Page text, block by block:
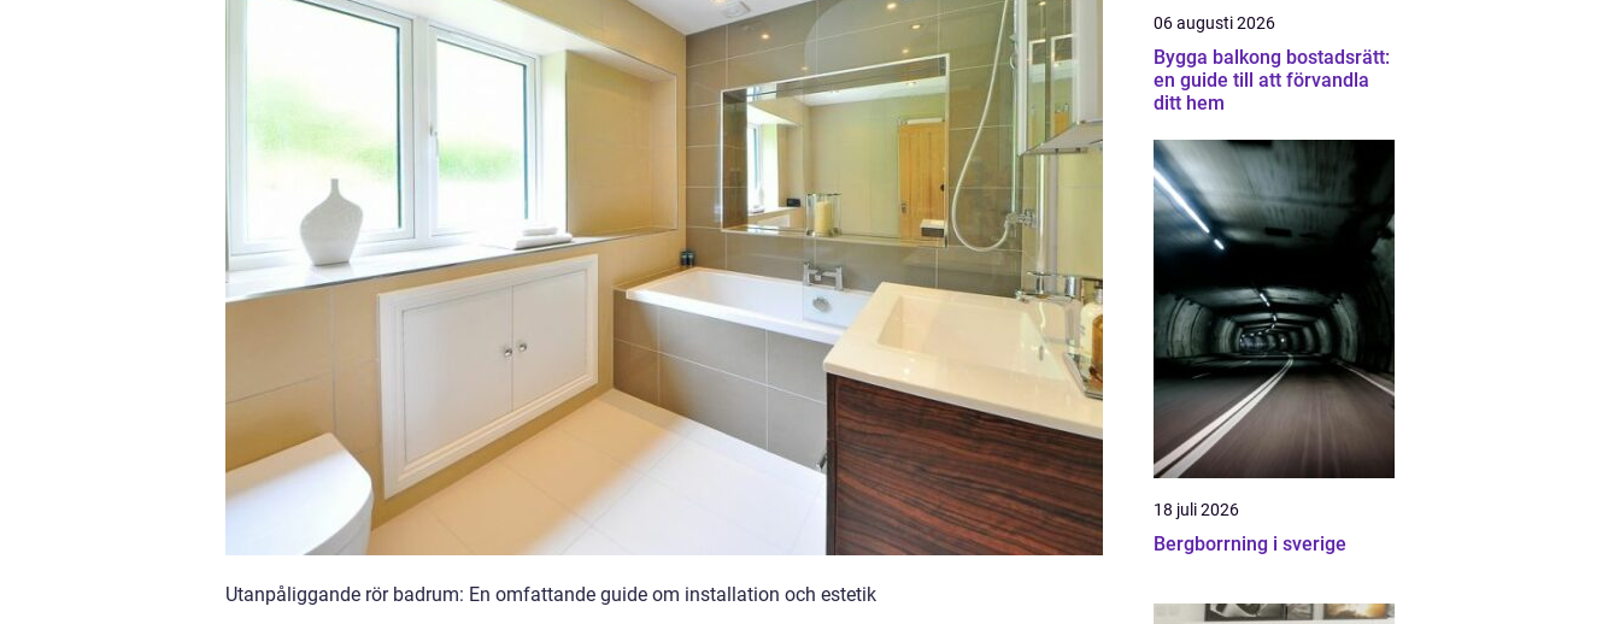
Utanpåliggande rör badrum: En omfattande guide om installation och estetik
06 augusti 2026
Bygga balkong bostadsrätt:
en guide till att förvandla
ditt hem
18 juli 2026
Bergborrning i sverige